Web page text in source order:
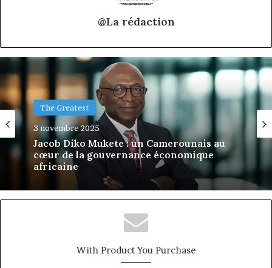
@La rédaction
The Greatest
3 novembre 2025
Jacob Diko Mukete : un Camerounais au
cœur de la gouvernance économique
africaine
With Product You Purchase